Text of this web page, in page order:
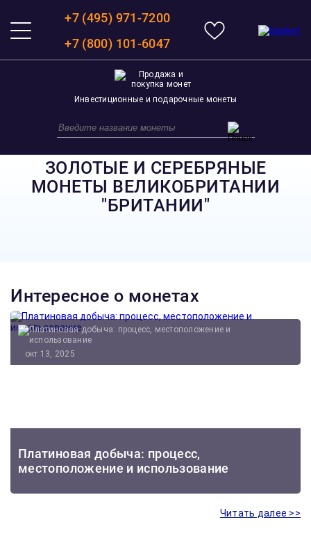
+7 (495) 971-7200
+7 (800) 101-6047
Инвестиционные и подарочные монеты
ЗОЛОТЫЕ И СЕРЕБРЯНЫЕ
МОНЕТЫ ВЕЛИКОБРИТАНИИ
"БРИТАНИИ"
Интересное о монетах
Платиновая добыча: процесс,
местоположение и использование
окт 13, 2025
Читать далее >>